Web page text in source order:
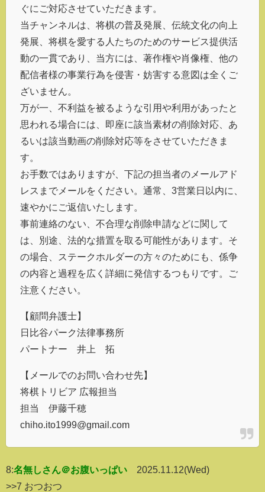
ぐにご対応させていただきます。
当チャンネルは、将棋の普及発展、伝統文化の向上
発展、将棋を愛する人たちのためのサービス提供活
動の一貫であり、当方には、著作権や肖像権、他の
配信者様の事業行為を侵害・妨害する意図は全くご
ざいません。
万が一、不利益を被るような引用や利用があったと
思われる場合には、即座に該当素材の削除対応、あ
るいは該当動画の削除対応等をさせていただきま
す。
お手数ではありますが、下記の担当者のメールアド
レスまでメールをください。通常、3営業日以内に、
速やかにご返信いたします。
事前連絡のない、不合理な削除申請などに関して
は、別途、法的な措置を取る可能性があります。そ
の場合、ステークホルダーの方々のためにも、係争
の内容と過程を広く詳細に発信するつもりです。ご
注意ください。
【顧問弁護士】
日比谷パーク法律事務所
パートナー 井上 拓
【メールでのお問い合わせ先】
将棋トリビア 広報担当
担当 伊藤千穂
chiho.ito1999@gmail.com
8:名無しさん＠お腹いっぱい
2025.11.12(Wed)
>>7 おつおつ